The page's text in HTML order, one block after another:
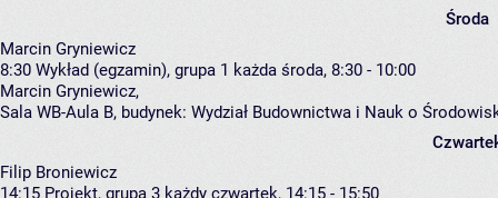
Środa
Marcin Gryniewicz
8:30 Wykład (egzamin), grupa 1 każda środa, 8:30 - 10:00
Marcin Gryniewicz,
Sala WB-Aula B, budynek: Wydział Budownictwa i Nauk o
Filip Broniewicz
14:15 Projekt, grupa 3 każdy czwartek, 14:15 - 15:50